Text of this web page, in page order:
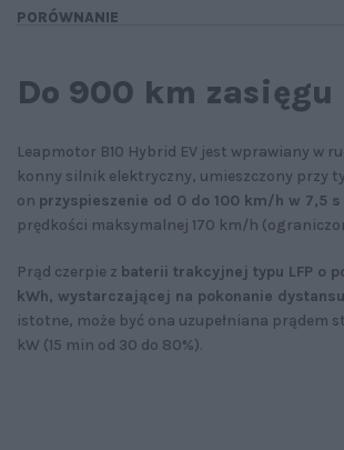
PORÓWNANIE
Do 900 km zasięgu
Leapmotor B10 Hybrid EV jest wprawiany w
konny silnik elektryczny, umieszczony przy
on przyspieszenie od 0 do 100 km/h w 7,5 s
prędkości maksymalnej 170 km/h
Prąd czerpie z baterii trakcyjnej typu LFP o
kWh, wystarczającej na pokonanie
istotne, może być ona uzupełniana prądem
kW (15 min od 30 do 80%).